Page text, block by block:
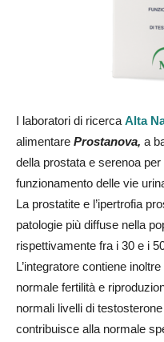
I laboratori di ricerca Alta
alimentare Prostanova, a
della prostata e serenoa
funzionamento delle vie
La prostatite e l’ipertrofia
patologie più diffuse nella
rispettivamente fra i 30 e i
L’integratore contiene
normale fertilità e
normali livelli di
contribuisce alla normale